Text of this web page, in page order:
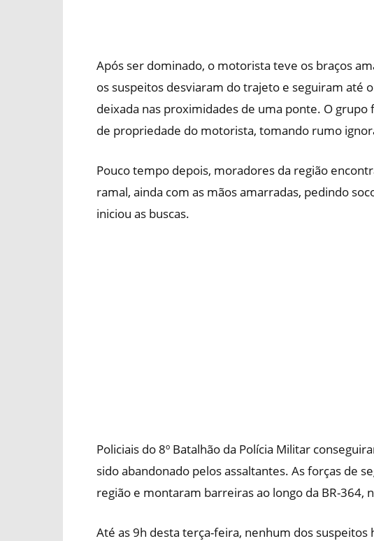
Após ser dominado, o motorista teve os braços
os suspeitos desviaram do trajeto e seguiram até
deixada nas proximidades de uma ponte. O
de propriedade do motorista, tomando rumo
Pouco tempo depois, moradores da região
ramal, ainda com as mãos amarradas, pedindo
iniciou as buscas.
Policiais do 8º Batalhão da Polícia Militar
sido abandonado pelos assaltantes. As forças de
região e montaram barreiras ao longo da BR-364,
Até as 9h desta terça-feira, nenhum dos